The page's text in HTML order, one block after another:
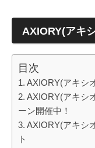
AXIORY(アキ
目次
AXIORY(アキシ
AXIORY(アキシ
ーン開催中！
AXIORY(アキシ
ト